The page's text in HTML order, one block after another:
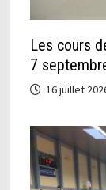
Les cours
7
16 juillet